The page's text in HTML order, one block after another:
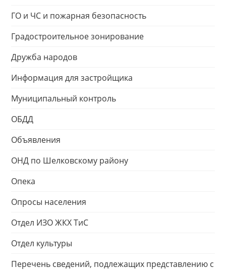
ГО и ЧС и пожарная безопасность
Градостроительное зонирование
Дружба народов
Информация для застройщика
Муниципальный контроль
ОБДД
Объявления
ОНД по Шелковскому району
Опека
Опросы населения
Отдел ИЗО ЖКХ ТиС
Отдел культуры
Перечень сведений, подлежащих представлению с